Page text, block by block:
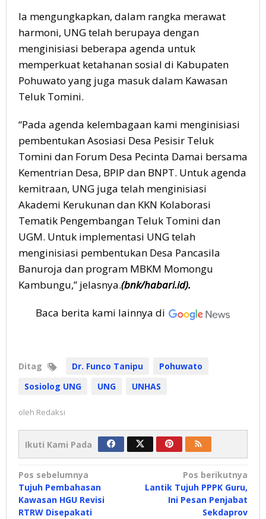
Ia mengungkapkan, dalam rangka merawat
harmoni, UNG telah berupaya dengan
menginisiasi beberapa agenda untuk
memperkuat ketahanan sosial di Kabupaten
Pohuwato yang juga masuk dalam Kawasan
Teluk Tomini.
“Pada agenda kelembagaan kami menginisiasi
pembentukan Asosiasi Desa Pesisir Teluk
Tomini dan Forum Desa Pecinta Damai bersama
Kementrian Desa, BPIP dan BNPT. Untuk agenda
kemitraan, UNG juga telah menginisiasi
Akademi Kerukunan dan KKN Kolaborasi
Tematik Pengembangan Teluk Tomini dan
UGM. Untuk implementasi UNG telah
menginisiasi pembentukan Desa Pancasila
Banuroja dan program MBKM Momongu
Kambungu,” jelasnya.(bnk/habari.id).
Baca berita kami lainnya di
Ditag Dr. Funco Tanipu
Pohuwato
Sosiolog UNG
UNG UNHAS
oleh Redaksi
Ikuti Kami Pada
Navigasi
pos
Pos sebelumnya
Tujuh Pembahasan
Kawasan HGU Revisi
RTRW Disepakati
Pos berikutnya
Lantik Tujuh PPPK Guru,
Ini Pesan Penjabat
Sekdaprov